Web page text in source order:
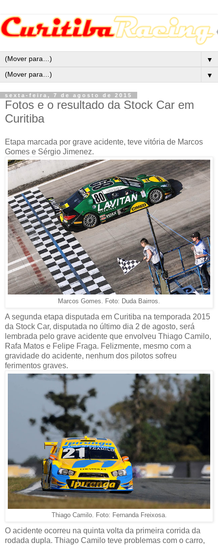
▼
▼
sexta-feira, 7 de agosto de 2015
Fotos e o resultado da Stock Car em
Curitiba
Etapa marcada por grave acidente, teve vitória de Marcos
Gomes e Sérgio Jimenez.
Marcos Gomes. Foto: Duda Bairros.
A segunda etapa disputada em Curitiba na temporada 2015
da Stock Car, disputada no último dia 2 de agosto, será
lembrada pelo grave acidente que envolveu Thiago Camilo,
Rafa Matos e Felipe Fraga. Felizmente, mesmo com a
gravidade do acidente, nenhum dos pilotos sofreu
ferimentos graves.
Thiago Camilo. Foto: Fernanda Freixosa.
O acidente ocorreu na quinta volta da primeira corrida da
rodada dupla. Thiago Camilo teve problemas com o carro,